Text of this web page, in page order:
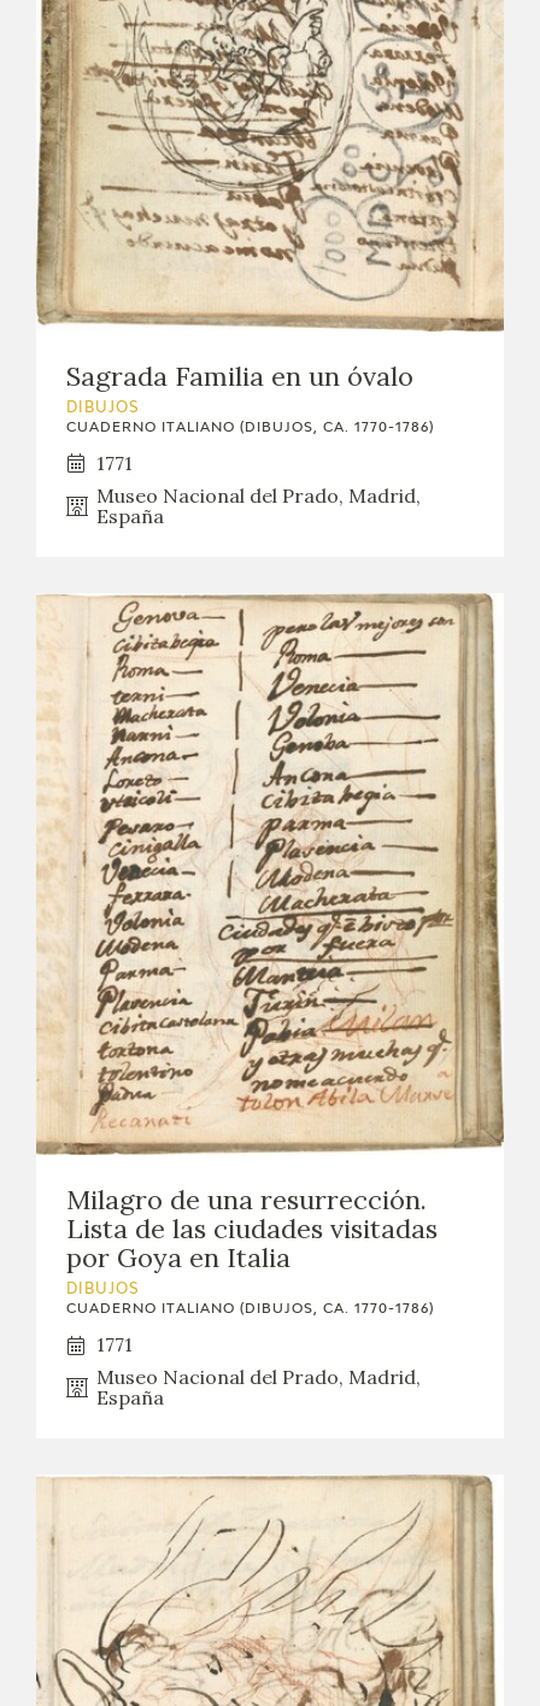
Sagrada Familia en un óvalo
DIBUJOS
CUADERNO ITALIANO (DIBUJOS, CA. 1770-1786)
1771
Museo Nacional del Prado, Madrid,
España
Milagro de una resurrección.
Lista de las ciudades visitadas
por Goya en Italia
DIBUJOS
CUADERNO ITALIANO (DIBUJOS, CA. 1770-1786)
1771
Museo Nacional del Prado, Madrid,
España